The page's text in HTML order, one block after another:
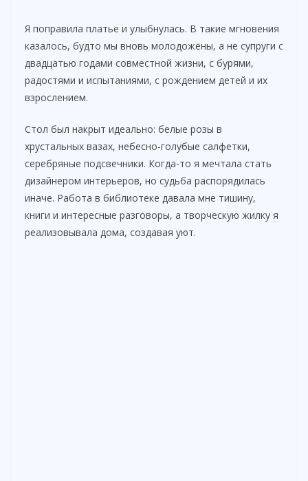
y
V
d
e
o
Я поправила платье и улыбнулась. В такие мгновения
казалось, будто мы вновь молодожёны, а не супруги с
двадцатью годами совместной жизни, с бурями,
радостями и испытаниями, с рождением детей и их
взрослением.
Стол был накрыт идеально: белые розы в
хрустальных вазах, небесно-голубые салфетки,
серебряные подсвечники. Когда-то я мечтала стать
дизайнером интерьеров, но судьба распорядилась
иначе. Работа в библиотеке давала мне тишину,
книги и интересные разговоры, а творческую жилку я
реализовывала дома, создавая уют.